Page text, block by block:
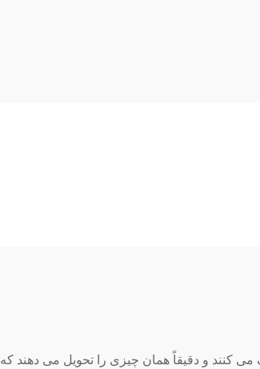
کنند و دقیقاً همان چیزی را تحویل می دهند که